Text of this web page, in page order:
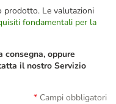
prodotto. Le valutazioni
fondamentali per la
oppure
il nostro Servizio
Campi obbligatori